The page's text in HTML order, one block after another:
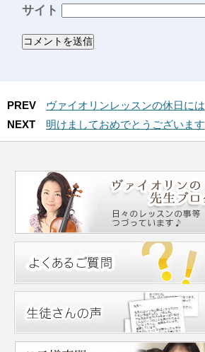
サイト
PREV
ヴァイオリンレッスンの休日には
NEXT
明けましておめでとうございます